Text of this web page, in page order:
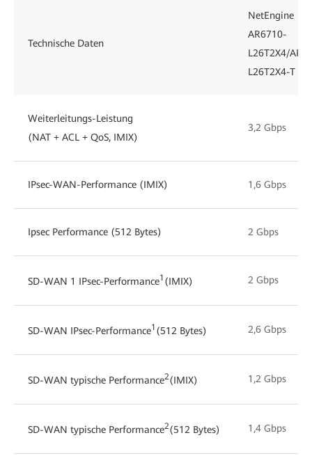
Technische Daten
NetEngine
AR6710-
L26T2X4/
L26T2X4-T
Weiterleitungs-Leistung
(NAT + ACL + QoS, IMIX)
3,2 Gbps
IPsec-WAN-Performance (IMIX) 1,6 Gbps
Ipsec Performance (512 Bytes) 2 Gbps
SD-WAN 1 IPsec-Performance1 (IMIX) 2 Gbps
SD-WAN IPsec-Performance1 (512 Bytes) 2,6 Gbps
SD-WAN typische Performance2(IMIX) 1,2 Gbps
SD-WAN typische Performance2(512 Bytes) 1,4 Gbps